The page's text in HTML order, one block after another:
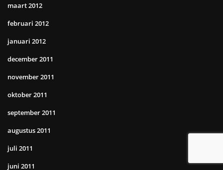
maart 2012
februari 2012
januari 2012
december 2011
november 2011
oktober 2011
september 2011
augustus 2011
juli 2011
juni 2011